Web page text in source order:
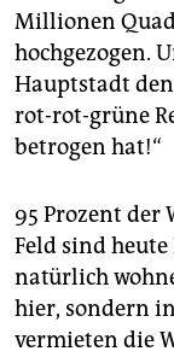
Millionen
hochgezogen.
Hauptstadt
rot-rot-grüne
betrogen hat!“
95 Prozent der
Feld sind
natürlich
hier, sondern
vermieten die